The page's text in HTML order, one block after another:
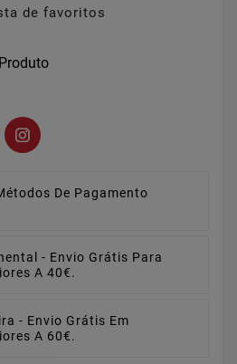
de favoritos
De Pagamento
- Envio Grátis Para
A 40€.
- Envio Grátis Em
A 60€.